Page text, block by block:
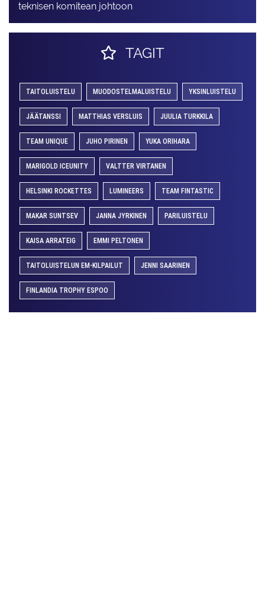
teknisen komitean johtoon
TAGIT
TAITOLUISTELU MUODOSTELMALUISTELU YKSINLUISTELU
JÄÄTANSSI MATTHIAS VERSLUIS JUULIA TURKKILA
TEAM UNIQUE JUHO PIRINEN YUKA ORIHARA
MARIGOLD ICEUNITY VALTTER VIRTANEN
HELSINKI ROCKETTES LUMINEERS TEAM FINTASTIC
MAKAR SUNTSEV JANNA JYRKINEN PARILUISTELU
KAISA ARRATEIG EMMI PELTONEN
TAITOLUISTELUN EM-KILPAILUT JENNI SAARINEN
FINLANDIA TROPHY ESPOO